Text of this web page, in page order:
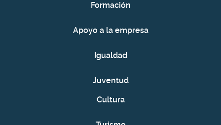
Formación
Apoyo a la empresa
Igualdad
Juventud
Cultura